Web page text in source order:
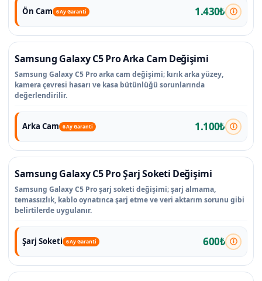
Ön Cam 6 Ay Garanti 1.430₺
Samsung Galaxy C5 Pro Arka Cam Değişimi
Samsung Galaxy C5 Pro arka cam değişimi; kırık arka yüzey,
kamera çevresi hasarı ve kasa bütünlüğü sorunlarında
değerlendirilir.
Arka Cam 6 Ay Garanti 1.100₺
Samsung Galaxy C5 Pro Şarj Soketi Değişimi
Samsung Galaxy C5 Pro şarj soketi değişimi; şarj almama,
temassızlık, kablo oynatınca şarj etme ve veri aktarım sorunu gibi
belirtilerde uygulanır.
Şarj Soketi 6 Ay Garanti 600₺